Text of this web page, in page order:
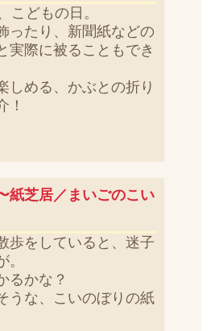
こどもの日。
ったり、新聞紙などの
実際に被ることもでき
しめる、かぶとの折り
！
紙芝居／まいごのこい
歩をしていると、迷子
るかな？
うな、こいのぼりの紙